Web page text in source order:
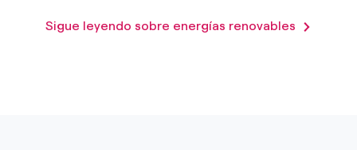
Sigue leyendo sobre energías renovables